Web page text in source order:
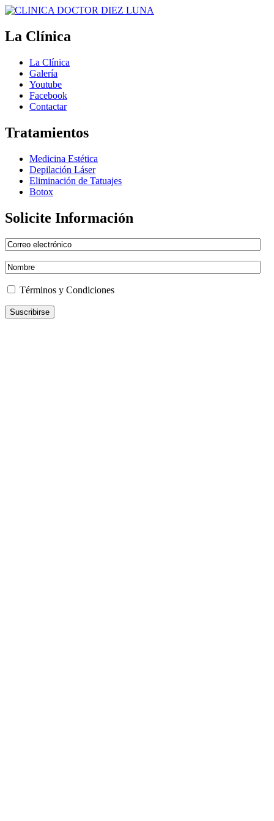
La Clínica
La Clínica
Galería
Youtube
Facebook
Contactar
Tratamientos
Medicina Estética
Depilación Láser
Eliminación de Tatuajes
Botox
Solicite Información
Términos y Condiciones